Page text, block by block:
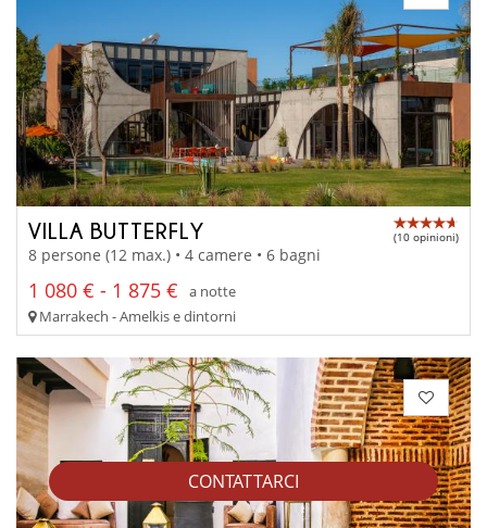
CONTATTARCI
VILLA BUTTERFLY (10 opinioni)
8 persone (12 max.) • 4 camere • 6 bagni
1 080 € - 1 875 €
a notte
Marrakech - Amelkis e dintorni